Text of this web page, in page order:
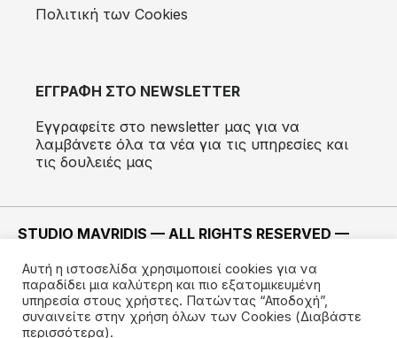
Πολιτική των Cookies
ΕΓΓΡΑΦΗ ΣΤΟ NEWSLETTER
Εγγραφείτε στο newsletter μας για να
λαμβάνετε όλα τα νέα για τις υπηρεσίες και
τις δουλειές μας
STUDIO MAVRIDIS — ALL RIGHTS RESERVED —
ΚΑΤΑΣΚΕΥΗ —IMODE
Αυτή η ιστοσελίδα χρησιμοποιεί cookies για να
παραδίδει μια καλύτερη και πιο εξατομικευμένη
υπηρεσία στους χρήστες. Πατώντας “Αποδοχή”,
συναινείτε στην χρήση όλων των Cookies (Διαβάστε
περισσότερα).